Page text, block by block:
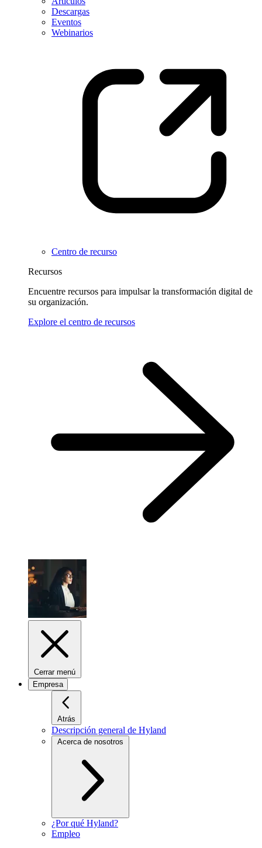
Descargas
Eventos
Webinarios
Centro de recurso
Recursos
Encuentre recursos para impulsar la transformación digital de
su organización.
Explore el centro de recursos
Cerrar menú
Empresa
Atrás
Descripción general de Hyland
Acerca de nosotros
¿Por qué Hyland?
Empleo